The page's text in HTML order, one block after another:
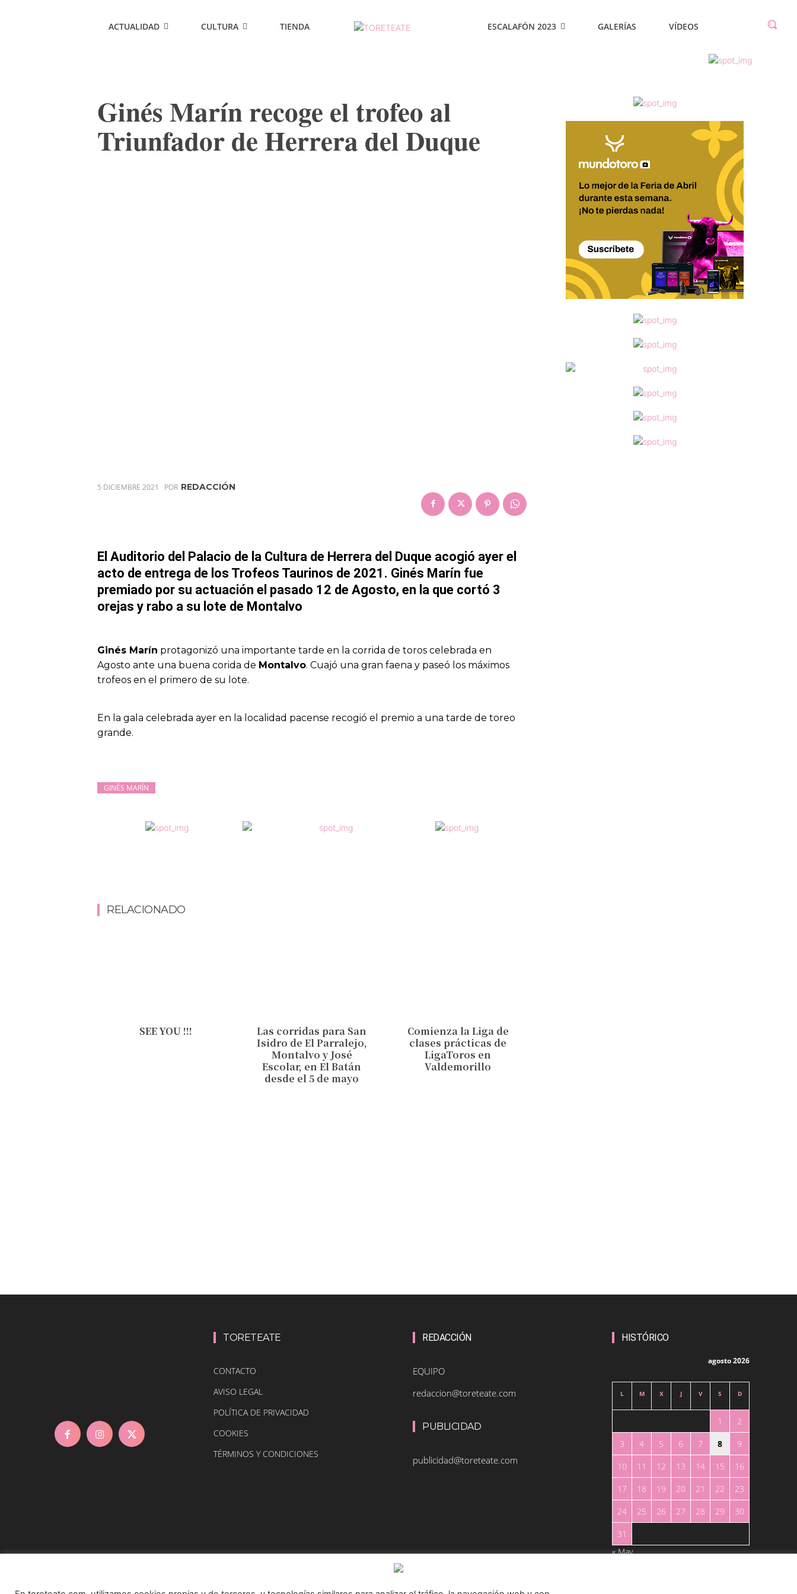
ACTUALIDAD CULTURA TIENDA ESCALAFÓN 2023 GALERÍAS VÍDEOS
Ginés Marín recoge el trofeo al
Triunfador de Herrera del Duque
5 DICIEMBRE 2021 POR REDACCIÓN
El Auditorio del Palacio de la Cultura de Herrera del Duque acogió ayer el
acto de entrega de los Trofeos Taurinos de 2021. Ginés Marín fue
premiado por su actuación el pasado 12 de Agosto, en la que cortó 3
orejas y rabo a su lote de Montalvo
Ginés Marín protagonizó una importante tarde en la corrida de toros celebrada en
Agosto ante una buena corida de Montalvo. Cuajó una gran faena y paseó los máximos
trofeos en el primero de su lote.
En la gala celebrada ayer en la localidad pacense recogió el premio a una tarde de toreo
grande.
GINÉS MARÍN
RELACIONADO
SEE YOU !!!
Las corridas para San
Isidro de El Parralejo,
Montalvo y José
Escolar, en El Batán
desde el 5 de mayo
Comienza la Liga de
clases prácticas de
LigaToros en
Valdemorillo
TORETEATE
CONTACTO
AVISO LEGAL
POLÍTICA DE PRIVACIDAD
COOKIES
TÉRMINOS Y CONDICIONES
REDACCIÓN
EQUIPO
redaccion@toreteate.com
PUBLICIDAD
publicidad@toreteate.com
HISTÓRICO
agosto 2026
L M X J V S D
1
2
3
4 5 6 7 8
9
10
11 12 13 14 15
16
17
18 19 20 21 22
23
24
25 26 27 28 29
30
31
« May